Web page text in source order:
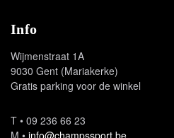
Info
Wijmenstraat 1A
9030 Gent (Mariakerke)
Gratis parking voor de winkel
T • 09 236 66 23